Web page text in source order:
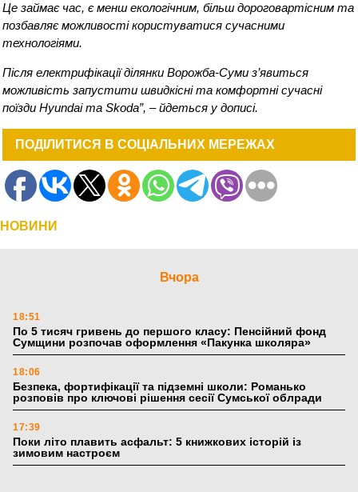
Це займає час, є менш екологічним, більш дороговартісним та
позбавляє можливості користуватися сучасними
технологіями.
Після електрифікації ділянки Ворожба-Суми з’явиться
можливість запустити швидкісні та комфортні сучасні
поїзди Hyundai та Skoda”, – йдеться у дописі.
ПОДІЛИТИСЯ В СОЦІАЛЬНИХ МЕРЕЖАХ
НОВИНИ
Вчора
18:51
По 5 тисяч гривень до першого класу: Пенсійний фонд
Сумщини розпочав оформлення «Пакунка школяра»
18:06
Безпека, фортифікації та підземні школи: Романько
розповів про ключові рішення сесії Сумської облради
17:39
Поки літо плавить асфальт: 5 книжкових історій із
зимовим настроєм